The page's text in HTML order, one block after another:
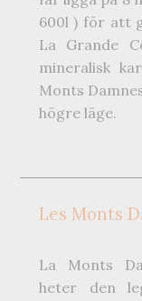
600l ) för att
La Grande
mineralisk
Monts
högre läge.
Les Monts
La Monts
heter den